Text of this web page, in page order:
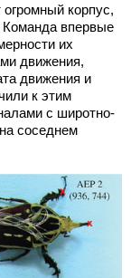
огромный корпус,
Команда впервые
их
движения,
движения и
к этим
с широтно-
соседнем